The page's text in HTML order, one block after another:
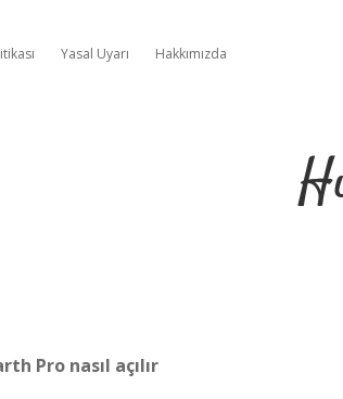
Yasal Uyarı Hakkımızda
Pro nasıl açılır